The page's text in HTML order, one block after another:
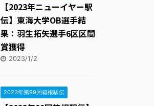
【2023年ニューイヤー駅
伝】東海大学OB選手結
果：羽生拓矢選手6区区間
賞獲得
2023/1/2
2023年第99回箱根駅伝